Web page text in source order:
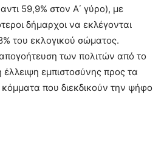
59,9% στον Α΄ γύρο), με
δήμαρχοι να εκλέγονται
του εκλογικού σώματος.
απογοήτευση των πολιτών από το
έλλειψη εμπιστοσύνης προς τα
που διεκδικούν την ψήφο